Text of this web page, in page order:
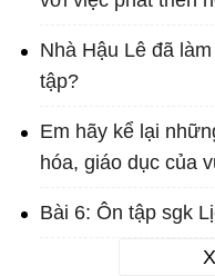
Nhà Hậu Lê đã
tập?
Em hãy kể lại
hóa, giáo dục của
Bài 6: Ôn tập sgk